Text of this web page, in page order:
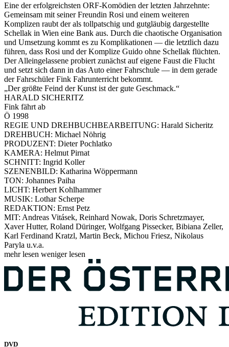
Eine der erfolgreichsten ORF-Komödien der letzten Jahrzehnte:
Gemeinsam mit seiner Freundin Rosi und einem weiteren
Komplizen raubt der als tollpatschig und gutgläubig dargestellte
Schellak in Wien eine Bank aus. Durch die chaotische Organisation
und Umsetzung kommt es zu Komplikationen — die letztlich dazu
führen, dass Rosi und der Komplize Guido ohne Schellak flüchten.
Der Alleingelassene probiert zunächst auf eigene Faust die Flucht
und setzt sich dann in das Auto einer Fahrschule — in dem gerade
der Fahrschüler Fink Fahrunterricht bekommt.
„Der größte Feind der Kunst ist der gute Geschmack.“
HARALD SICHERITZ
Fink fährt ab
Ö 1998
REGIE UND DREHBUCHBEARBEITUNG: Harald Sicheritz
DREHBUCH: Michael Nöhrig
PRODUZENT: Dieter Pochlatko
KAMERA: Helmut Pirnat
SCHNITT: Ingrid Koller
SZENENBILD: Katharina Wöppermann
TON: Johannes Paiha
LICHT: Herbert Kohlhammer
MUSIK: Lothar Scherpe
REDAKTION: Ernst Petz
MIT: Andreas Vitásek, Reinhard Nowak, Doris Schretzmayer,
Xaver Hutter, Roland Düringer, Wolfgang Pissecker, Bibiana Zeller,
Karl Ferdinand Kratzl, Martin Beck, Michou Friesz, Nikolaus
Paryla u.v.a.
mehr lesen weniger lesen
DVD